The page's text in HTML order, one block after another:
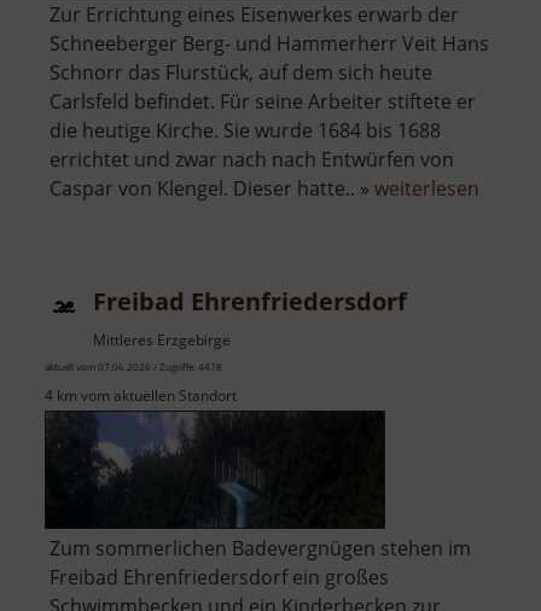
Zur Errichtung eines Eisenwerkes erwarb der
Schneeberger Berg- und Hammerherr Veit Hans
Schnorr das Flurstück, auf dem sich heute
Carlsfeld befindet. Für seine Arbeiter stiftete er
die heutige Kirche. Sie wurde 1684 bis 1688
errichtet und zwar nach nach Entwürfen von
Caspar von Klengel. Dieser hatte.. » weiterlesen
Freibad Ehrenfriedersdorf
Mittleres Erzgebirge
aktuell vom 07.06.2026 / Zugriffe: 4478
4 km vom aktuellen Standort
Zum sommerlichen Badevergnügen stehen im
Freibad Ehrenfriedersdorf ein großes